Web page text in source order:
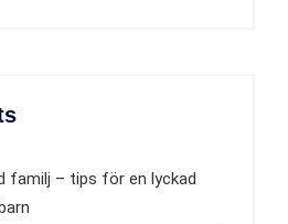
familj – tips för en lyckad